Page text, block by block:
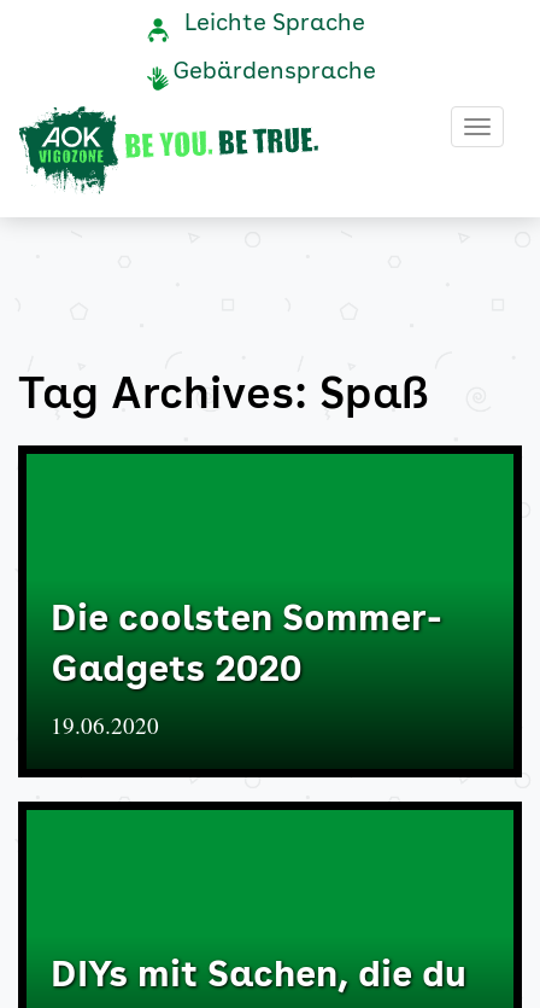
Archive
AOK
Vigozone
Navigation
Service-
Leichte Sprache
Gebärdensprache
Tag Archives: Spaß
Die coolsten Sommer-
Gadgets 2020
19.06.2020
DIYs mit Sachen, die du